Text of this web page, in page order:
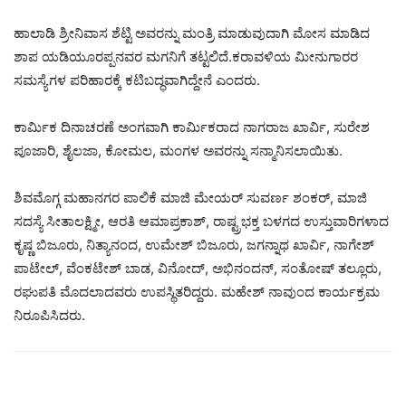
ಹಾಲಾಡಿ ಶ್ರೀನಿವಾಸ ಶೆಟ್ಟಿ ಅವರನ್ನು ಮಂತ್ರಿ ಮಾಡುವುದಾಗಿ ಮೋಸ ಮಾಡಿದ
ಶಾಪ ಯಡಿಯೂರಪ್ಪನವರ ಮಗನಿಗೆ ತಟ್ಟಲಿದೆ.ಕರಾವಳಿಯ ಮೀನುಗಾರರ
ಸಮಸ್ಯೆಗಳ ಪರಿಹಾರಕ್ಕೆ ಕಟಿಬದ್ಧವಾಗಿದ್ದೇನೆ ಎಂದರು.
ಕಾರ್ಮಿಕ ದಿನಾಚರಣೆ ಅಂಗವಾಗಿ ಕಾರ್ಮಿಕರಾದ ನಾಗರಾಜ ಖಾರ್ವಿ, ಸುರೇಶ
ಪೂಜಾರಿ, ಶೈಲಜಾ, ಕೋಮಲ, ಮಂಗಳ ಅವರನ್ನು ಸನ್ಮಾನಿಸಲಾಯಿತು.
ಶಿವಮೊಗ್ಗ ಮಹಾನಗರ ಪಾಲಿಕೆ ಮಾಜಿ ಮೇಯರ್ ಸುವರ್ಣ ಶಂಕರ್, ಮಾಜಿ
ಸದಸ್ಯೆ ಸೀತಾಲಕ್ಷ್ಮೀ, ಆರತಿ ಆಮಾಪ್ರಕಾಶ್, ರಾಷ್ಟ್ರಭಕ್ತ ಬಳಗದ ಉಸ್ತುವಾರಿಗಳಾದ
ಕೃಷ್ಣ ಬಿಜೂರು, ನಿತ್ಯಾನಂದ, ಉಮೇಶ್ ಬಿಜೂರು, ಜಗನ್ನಾಥ ಖಾರ್ವಿ, ನಾಗೇಶ್
ಪಾಟೇಲ್, ವೆಂಕಟೇಶ್ ಬಾಡ, ವಿನೋದ್, ಅಭಿನಂದನ್, ಸಂತೋಷ್ ತಲ್ಲೂರು,
ರಘುಪತಿ ಮೊದಲಾದವರು ಉಪಸ್ಥಿತರಿದ್ದರು. ಮಹೇಶ್ ನಾವುಂದ ಕಾರ್ಯಕ್ರಮ
ನಿರೂಪಿಸಿದರು.